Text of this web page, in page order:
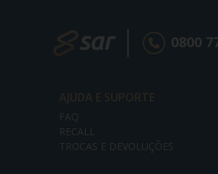
0800
AJUDA E SUPORTE
FAQ
RECALL
TROCAS E DEVOLUÇÕES